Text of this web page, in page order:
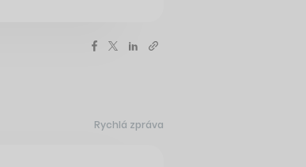
Rychlá zpráva